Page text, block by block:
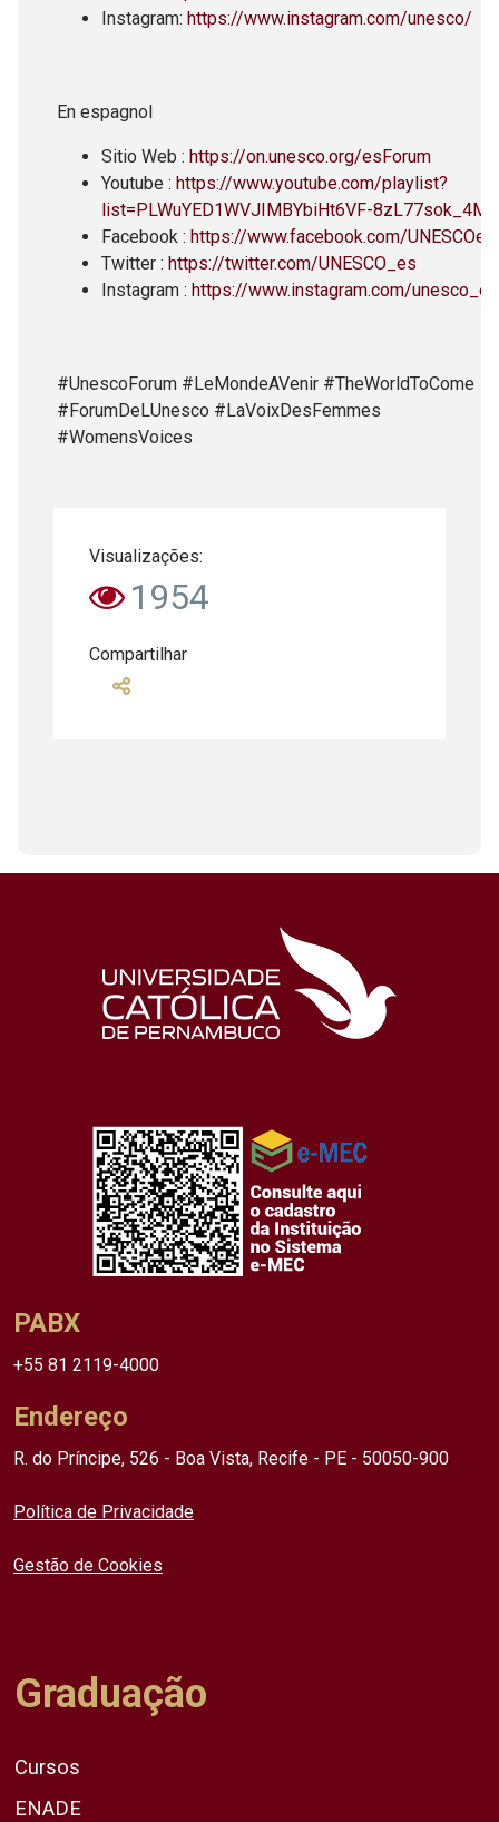
Instagram: https://www.instagram.com/unesco/
En espagnol
Sitio Web : https://on.unesco.org/esForum
Youtube : https://www.youtube.com/playlist?
list=PLWuYED1WVJIMBYbiHt6VF-8zL77sok_4M
Facebook : https://www.facebook.com/
Twitter : https://twitter.com/UNESCO_es
Instagram : https://www.instagram.com/
#UnescoForum #LeMondeAVenir #TheWorldToCome
#ForumDeLUnesco #LaVoixDesFemmes
#WomensVoices
Visualizações:
1954
Compartilhar
PABX
+55 81 2119-4000
Endereço
R. do Príncipe, 526 - Boa Vista, Recife - PE - 50050-900
Política de Privacidade
Gestão de Cookies
Graduação
Cursos
ENADE